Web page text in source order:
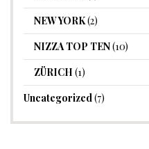
NEW YORK(2)
NIZZA TOP TEN(10)
ZÜRICH (1)
Uncategorized(7)